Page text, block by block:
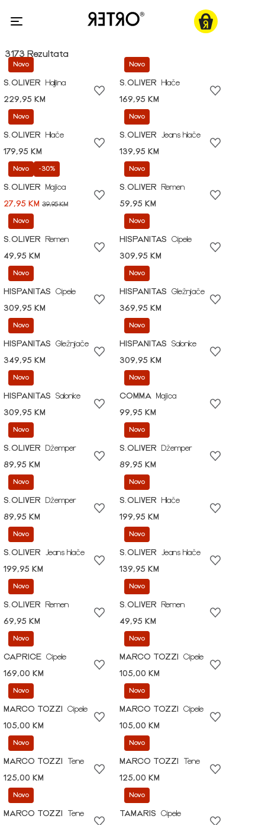
3173 Rezultata
Novo
S.OLIVER
Haljina
229,95 KM
Novo
S.OLIVER
Hlače
169,95 KM
Novo
S.OLIVER
Hlače
179,95 KM
Novo
S.OLIVER
Jeans hlače
139,95 KM
Novo -30%
S.OLIVER
Majica
27,95 KM 39,95 KM
Novo
S.OLIVER
Remen
59,95 KM
Novo
S.OLIVER
Remen
49,95 KM
Novo
HISPANITAS
Cipele
309,95 KM
Novo
HISPANITAS
Cipele
309,95 KM
Novo
HISPANITAS
Gležnjače
369,95 KM
Novo
HISPANITAS
Gležnjače
349,95 KM
Novo
HISPANITAS
Salonke
309,95 KM
Novo
HISPANITAS
Salonke
309,95 KM
Novo
COMMA
Majica
99,95 KM
Novo
S.OLIVER
Džemper
89,95 KM
Novo
S.OLIVER
Džemper
89,95 KM
Novo
S.OLIVER
Džemper
89,95 KM
Novo
S.OLIVER
Hlače
199,95 KM
Novo
S.OLIVER
Jeans hlače
199,95 KM
Novo
S.OLIVER
Jeans hlače
139,95 KM
Novo
S.OLIVER
Remen
69,95 KM
Novo
S.OLIVER
Remen
49,95 KM
Novo
CAPRICE Cipele
169,00 KM
Novo
MARCO TOZZI
Cipele
105,00 KM
Novo
MARCO TOZZI
Cipele
105,00 KM
Novo
MARCO TOZZI
Cipele
105,00 KM
Novo
MARCO TOZZI
Tene
125,00 KM
Novo
MARCO TOZZI
Tene
125,00 KM
Novo
MARCO TOZZI
Tene
Novo
TAMARIS
Cipele